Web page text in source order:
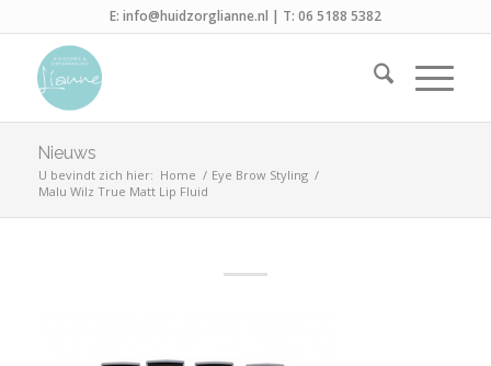
E: info@huidzorglianne.nl | T: 06 5188 5382
Nieuws
U bevindt zich hier: Home / Eye Brow Styling /
Malu Wilz True Matt Lip Fluid